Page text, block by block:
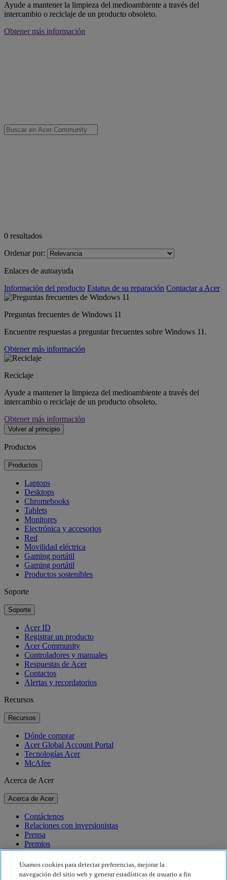
Ayude a mantener la limpieza del medioambiente a través del
intercambio o reciclaje de un producto obsoleto.
Obtener más información
0 resultados
Ordenar por:
Enlaces de autoayuda
Información del producto Estatus de su reparación Contactar a Acer
Preguntas frecuentes de Windows 11
Encuentre respuestas a preguntar frecuentes sobre Windows 11.
Obtener más información
Reciclaje
Ayude a mantener la limpieza del medioambiente a través del
intercambio o reciclaje de un producto obsoleto.
Obtener más información
Volver al principio
Productos
Productos
Laptops
Desktops
Chromebooks
Tablets
Monitores
Electrónica y accesorios
Red
Movilidad eléctrica
Gaming portátil
Gaming portátil
Productos sostenibles
Soporte
Soporte
Acer ID
Registrar un producto
Acer Community
Controladores y manuales
Respuestas de Acer
Contactos
Alertas y recordatorios
Recursos
Recursos
Dónde comprar
Acer Global Account Portal
Tecnologías Acer
McAfee
Acerca de Acer
Acerca de Acer
Contáctenos
Relaciones con inversionistas
Prensa
Premios
Eventos
Sostenibilidad
Usamos cookies para detectar preferencias, mejorar la
navegación del sitio web y generar estadísticas de usuario a fin